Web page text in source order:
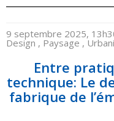
9 septembre 2025,
Design , Paysage ,
Entre
technique: Le
fabrique de